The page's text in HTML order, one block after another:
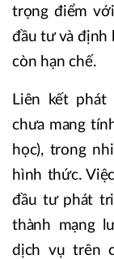
trọng điểm
đầu tư và định
còn hạn chế.
Liên kết
chưa mang
học), trong
hình thức.
đầu tư phát
thành mạng
dịch vụ trên